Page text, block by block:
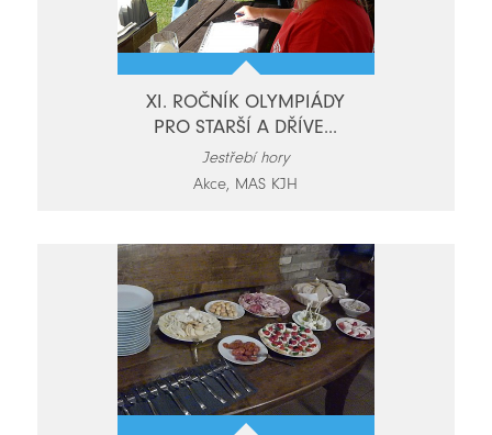
XI. ROČNÍK OLYMPIÁDY
PRO STARŠÍ A DŘÍVE...
Jestřebí hory
Akce, MAS KJH